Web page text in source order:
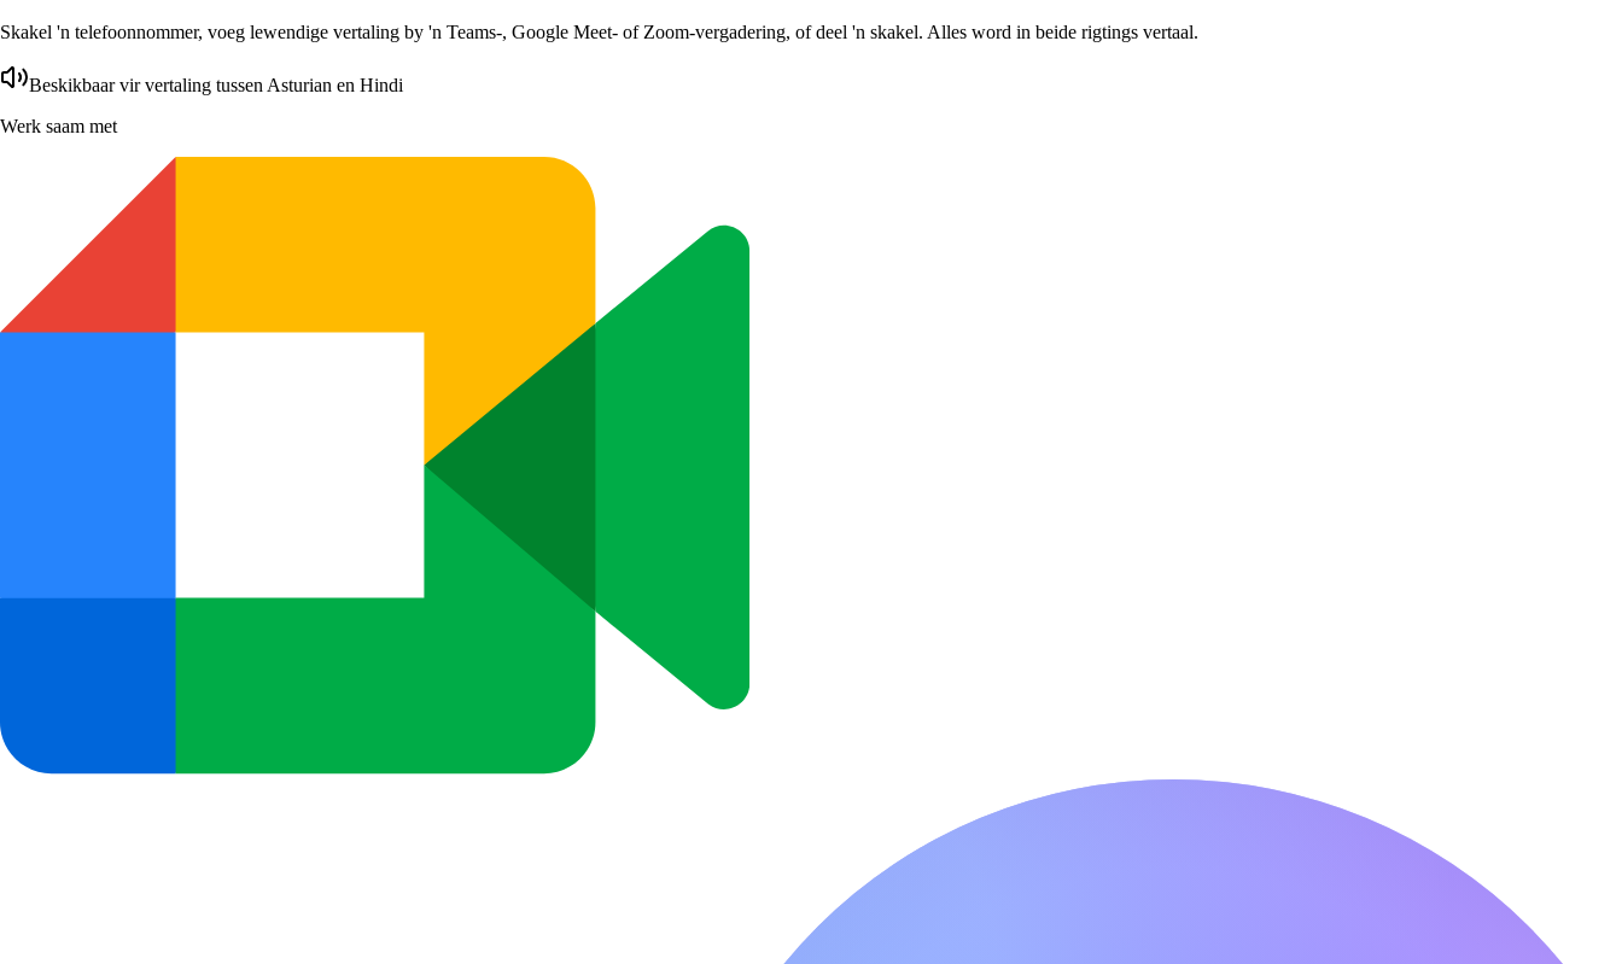
Skakel 'n telefoonnommer, voeg lewendige vertaling by 'n Teams-, Google Meet- of Zoom-vergadering, of deel 'n skakel. Alles word in beide rigtings vertaal.
Beskikbaar vir vertaling tussen Asturian en Hindi
Werk saam met